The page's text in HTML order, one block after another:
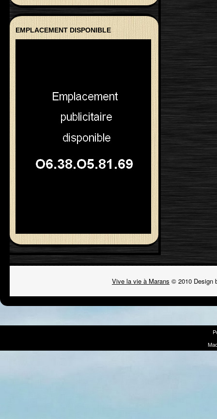
EMPLACEMENT DISPONIBLE
Vive la vie à Marans © 2010 Design